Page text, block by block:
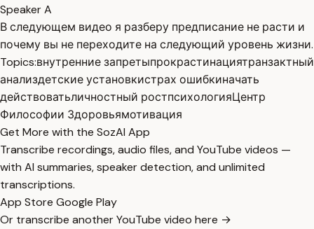
Speaker A
В следующем видео я разберу предписание не расти и
почему вы не переходите на следующий уровень жизни.
Topics:внутренние запретыпрокрастинациятранзактный
анализдетские установкистрах ошибкиначать
действоватьличностный ростпсихологияЦентр
Философии Здоровьямотивация
Get More with the SozAI App
Transcribe recordings, audio files, and YouTube videos —
with AI summaries, speaker detection, and unlimited
transcriptions.
App Store Google Play
Or transcribe another YouTube video here →